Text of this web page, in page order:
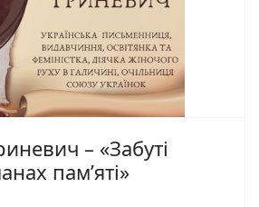
– «Забуті
пам’яті»